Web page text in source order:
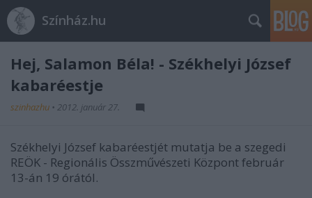
Színház.hu
Hej, Salamon Béla! - Székhelyi József
kabaréestje
szinhazhu • 2012. január 27.
Székhelyi József kabaréestjét mutatja be a szegedi
REÖK - Regionális Összművészeti Központ február
13-án 19 órától.